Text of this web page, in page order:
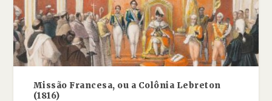
Missão Francesa, ou a Colônia Lebreton
(1816)